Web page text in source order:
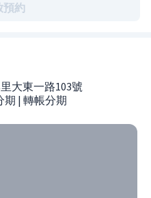
預約
大東一路103號
期 | 轉帳分期